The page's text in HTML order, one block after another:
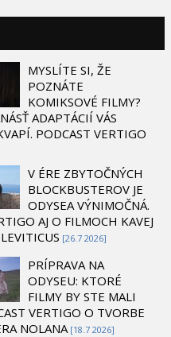
MYSLÍTE SI, ŽE
POZNÁTE
KOMIKSOVÉ FILMY?
ADAPTÁCIÍ VÁS
PODCAST VERTIGO
V ÉRE ZBYTOČNÝCH
BLOCKBUSTEROV JE
ODYSEA VÝNIMOČNÁ.
AJ O FILMOCH KAVEJ
[26.7 2026]
PRÍPRAVA NA
ODYSEU: KTORÉ
FILMY BY STE MALI
VERTIGO O TVORBE
NOLANA [18.7 2026]